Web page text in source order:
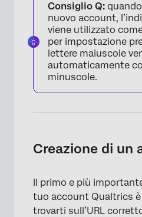
Consiglio Q:
nuovo account,
viene utilizzato
per impostazione
lettere maiuscole
automaticamente
minuscole.
Creazione di un
Il primo e più
tuo account Qualtrics
trovarti sull’URL